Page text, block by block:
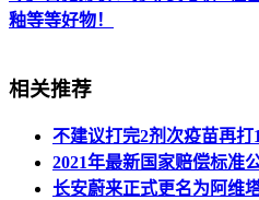
釉等等好物！
相关推荐
不建议打完2剂次疫苗再打
2021年最新国家赔偿标准
长安蔚来正式更名为阿维